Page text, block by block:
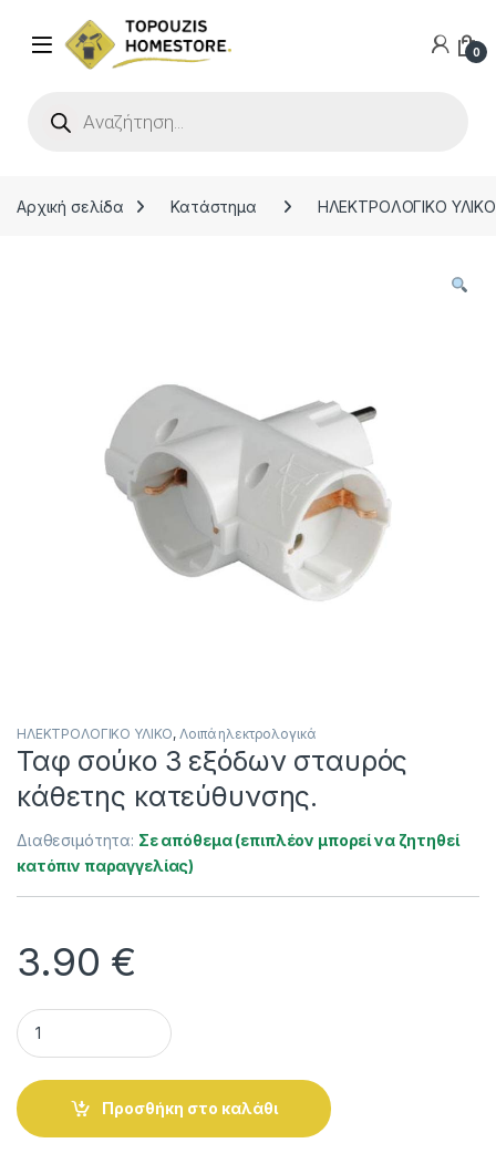
0
Αρχική σελίδα Κατάστημα ΗΛΕΚΤΡΟΛΟΓΙΚΟ ΥΛΙΚΟ
ΗΛΕΚΤΡΟΛΟΓΙΚΟ ΥΛΙΚΟ,Λοιπά ηλεκτρολογικά
Ταφ σούκο 3 εξόδων σταυρός
κάθετης κατεύθυνσης.
Διαθεσιμότητα: Σε απόθεμα (επιπλέον μπορεί να ζητηθεί
κατόπιν παραγγελίας)
3.90 €
Ταφ σούκο 3 εξόδων σταυρός κάθετης κατεύθυνσης.
Προσθήκη στο καλάθι